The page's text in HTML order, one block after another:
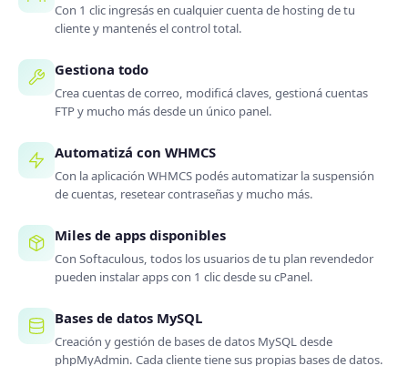
Con 1 clic ingresás en cualquier cuenta de hosting de tu
cliente y mantenés el control total.
Gestiona todo
Crea cuentas de correo, modificá claves, gestioná cuentas
FTP y mucho más desde un único panel.
Automatizá con WHMCS
Con la aplicación WHMCS podés automatizar la suspensión
de cuentas, resetear contraseñas y mucho más.
Miles de apps disponibles
Con Softaculous, todos los usuarios de tu plan revendedor
pueden instalar apps con 1 clic desde su cPanel.
Bases de datos MySQL
Creación y gestión de bases de datos MySQL desde
phpMyAdmin. Cada cliente tiene sus propias bases de datos.